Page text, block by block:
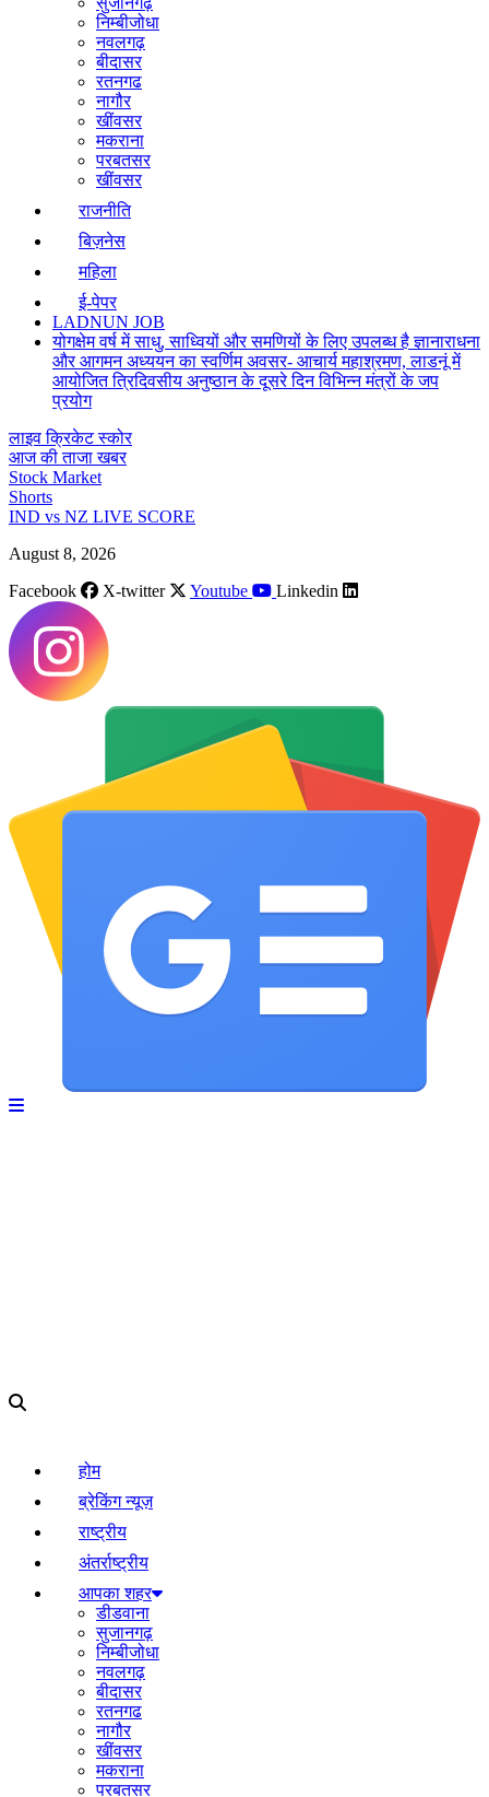
निम्बीजोधा
नवलगढ़
बीदासर
रतनगढ
नागौर
खींवसर
मकराना
परबतसर
खींवसर
राजनीति
बिज़नेस
महिला
ई-पेपर
LADNUN JOB
योगक्षेम वर्ष में साधु, साध्वियों और समणियों के लिए उपलब्ध है ज्ञानाराधना
और आगमन अध्ययन का स्वर्णिम अवसर- आचार्य महाश्रमण, लाडनूं में
आयोजित त्रिदिवसीय अनुष्ठान के दूसरे दिन विभिन्न मंत्रों के जप
प्रयोग
लाइव क्रिकेट स्कोर
आज की ताजा खबर
Stock Market
Shorts
IND vs NZ LIVE SCORE
August 8, 2026
Facebook
X-twitter Youtube Linkedin
होम
ब्रेकिंग न्यूज़
राष्ट्रीय
अंतर्राष्ट्रीय
आपका शहर
डीडवाना
सुजानगढ़
निम्बीजोधा
नवलगढ़
बीदासर
रतनगढ
नागौर
खींवसर
मकराना
परबतसर